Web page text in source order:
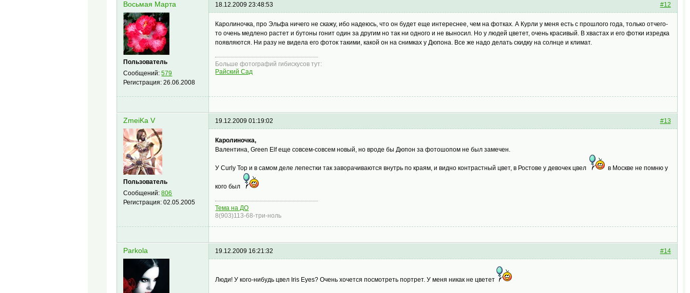
Восьмая Марта
Пользователь
Сообщений:579
Регистрация:26.06.2008
#12
18.12.2009 23:48:53
Каролиночка, про Эльфа ничего не скажу, ибо надеюсь, что он будет еще интереснее, чем на фотках. А Курли у меня есть с прошлого года, только отчего-
то очень медлено растет и бутоны гонит один за другим но так ни одного и не выносил. Но у людей цветет, очень красивый. В хвастах и его фотки изредка
появляются. Ни разу не видела его фоток такими, какой он на снимках у Дюпона. Все же надо делать скидку на солнце и климат.
Больше фотографий гибискусов тут:
Райский Сад
ZmeiKa V
Пользователь
Сообщений:806
Регистрация:02.05.2005
#13
19.12.2009 01:19:02
Каролиночка,
Валентина, Green Elf еще совсем-совсем новый, но вроде бы Дюпон за фотошопом не был замечен.
У Curly Top и в самом деле лепестки так заворачиваются внутрь по краям, и видно контрастный цвет, в Ростове у девочек цвел в Москве не помню у
кого был
Тема на ДО
8(903)113-68-три-ноль
Parkola #14
19.12.2009 16:21:32
Люди! У кого-нибудь цвел Iris Eyes? Очень хочется посмотреть портрет. У меня никак не цветет